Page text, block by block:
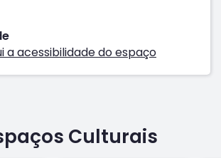
a acessibilidade do espaço
Culturais